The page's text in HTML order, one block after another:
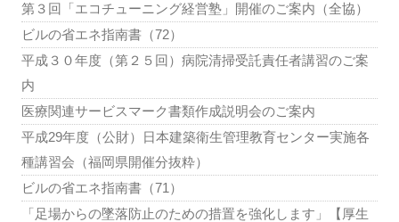
第３回「エコチューニング経営塾」開催のご案内（全協）
ビルの省エネ指南書（72）
平成３０年度（第２５回）病院清掃受託責任者講習のご案
内
医療関連サービスマーク書類作成説明会のご案内
平成29年度（公財）日本建築衛生管理教育センター実施各
種講習会（福岡県開催分抜粋）
ビルの省エネ指南書（71）
「足場からの墜落防止のための措置を強化します」【厚生